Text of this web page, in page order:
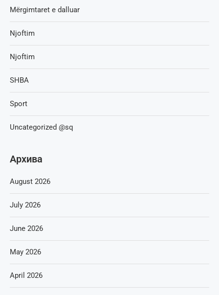
Mërgimtaret e dalluar
Njoftim
Njoftim
SHBA
Sport
Uncategorized @sq
Архива
August 2026
July 2026
June 2026
May 2026
April 2026